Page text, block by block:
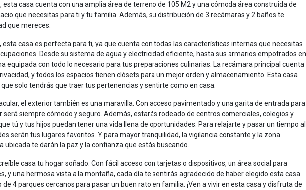
esta casa cuenta con una amplia área de terreno de 105 M2 y una cómoda área construida de
que necesitas para ti y tu familia. Además, su distribución de 3 recámaras y 2 baños te
que mereces.
esta casa es perfecta para ti, ya que cuenta con todas las características internas que necesitas
Desde su sistema de agua y electricidad eficiente, hasta sus armarios empotrados en
equipada con todo lo necesario para tus preparaciones culinarias. La recámara principal cuenta
y todos los espacios tienen clósets para un mejor orden y almacenamiento. Esta casa
solo tendrás que traer tus pertenencias y sentirte como en casa.
el exterior también es una maravilla. Con acceso pavimentado y una garita de entrada para
será siempre cómodo y seguro. Además, estarás rodeado de centros comerciales, colegios y
tú y tus hijos puedan tener una vida llena de oportunidades. Para relajarte y pasar un tiempo al
serán tus lugares favoritos. Y para mayor tranquilidad, la vigilancia constante y la zona
ubicada te darán la paz y la confianza que estás buscando.
casa tu hogar soñado. Con fácil acceso con tarjetas o dispositivos, un área social para
y una hermosa vista a la montaña, cada día te sentirás agradecido de haber elegido esta casa
4 parques cercanos para pasar un buen rato en familia. ¡Ven a vivir en esta casa y disfruta de